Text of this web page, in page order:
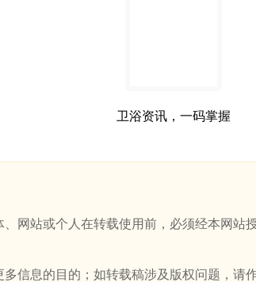
卫浴资讯，一码掌握
网站或个人在转载使用前，必须经本网站
信息的目的；如转载稿涉及版权问题，请